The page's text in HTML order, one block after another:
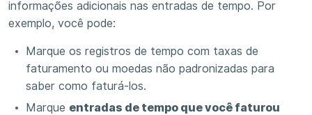
informações adicionais nas entradas de tempo. Por
exemplo, você pode:
Marque os registros de tempo com taxas de
faturamento ou moedas não padronizadas para
saber como faturá-los.
Marque entradas de tempo que você faturou